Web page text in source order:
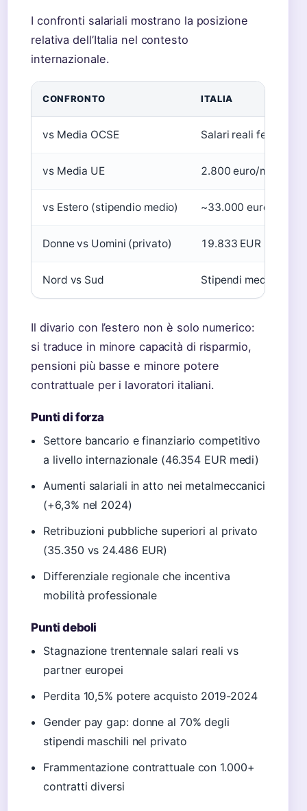
I confronti salariali mostrano la posizione
relativa dell’Italia nel contesto
internazionale.
CONFRONTO ITALIA
vs Media OCSE Salari reali fermi dal
vs Media UE 2.800 euro/mese
vs Estero (stipendio medio) ~33.000 euro annui
Donne vs Uomini (privato) 19.833 EUR (donne
Nord vs Sud Stipendi medi Nord
Il divario con l’estero non è solo numerico:
si traduce in minore capacità di risparmio,
pensioni più basse e minore potere
contrattuale per i lavoratori italiani.
Punti di forza
Settore bancario e finanziario competitivo
a livello internazionale (46.354 EUR medi)
Aumenti salariali in atto nei metalmeccanici
(+6,3% nel 2024)
Retribuzioni pubbliche superiori al privato
(35.350 vs 24.486 EUR)
Differenziale regionale che incentiva
mobilità professionale
Punti deboli
Stagnazione trentennale salari reali vs
partner europei
Perdita 10,5% potere acquisto 2019-2024
Gender pay gap: donne al 70% degli
stipendi maschili nel privato
Frammentazione contrattuale con 1.000+
contratti diversi